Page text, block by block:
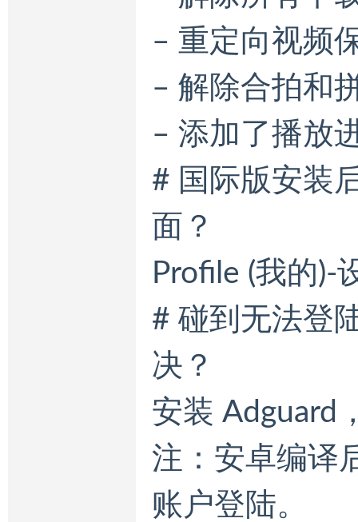
– 重定向视频
– 解除合拍和
– 添加了播放
# 国际版安装
面？
Profile (我的)-
# 碰到无法登
决？
安装 Adguard
注：安卓编译
账户登陆。